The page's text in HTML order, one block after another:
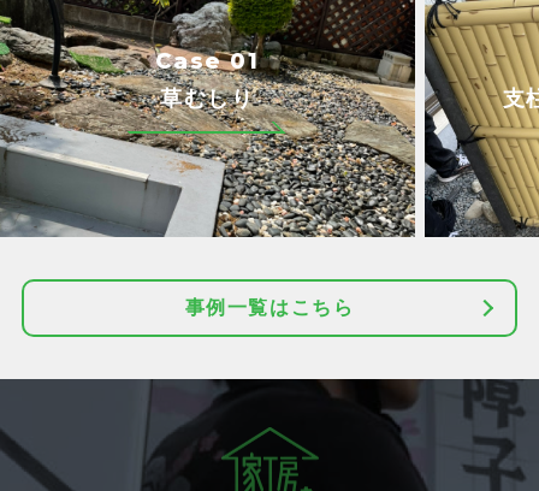
Case 01
草むしり 支
事例一覧はこちら